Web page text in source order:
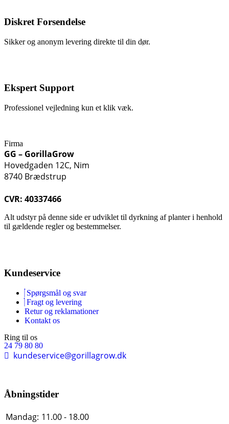
Diskret Forsendelse
Sikker og anonym levering direkte til din dør.
Ekspert Support
Professionel vejledning kun et klik væk.
Firma
GG – GorillaGrow
Hovedgaden 12C, Nim
8740 Brædstrup
CVR: 40337466
Alt udstyr på denne side er udviklet til dyrkning af planter i henhold
til gældende regler og bestemmelser.
Kundeservice
Spørgsmål og svar
Fragt og levering
Retur og reklamationer
Kontakt os
Ring til os
24 79 80 80
kundeservice@gorillagrow.dk
Åbningstider
Mandag: 11.00 - 18.00